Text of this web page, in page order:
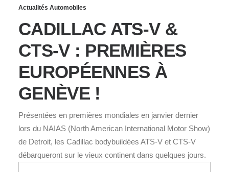
Actualités Automobiles
CADILLAC ATS-V &
CTS-V : PREMIÈRES
EUROPÉENNES À
GENÈVE !
Présentées en premières mondiales en janvier dernier
lors du NAIAS (North American International Motor Show)
de Detroit, les Cadillac bodybuildées ATS-V et CTS-V
débarqueront sur le vieux continent dans quelques jours.